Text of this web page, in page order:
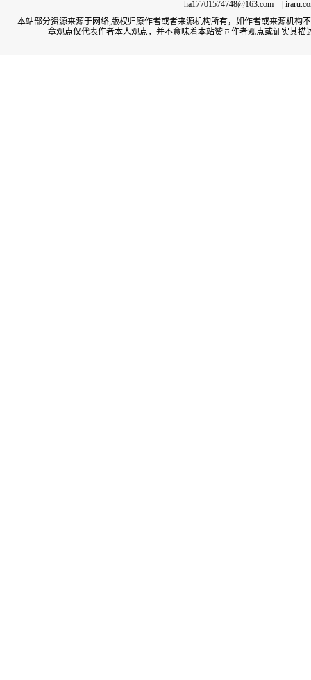
ha17701574748@163.com |
本站部分资源来源于网络,版权归原作者或者来源机构所有，如作者或来源机
章观点仅代表作者本人观点，并不意味着本站赞同作者观点或证实其